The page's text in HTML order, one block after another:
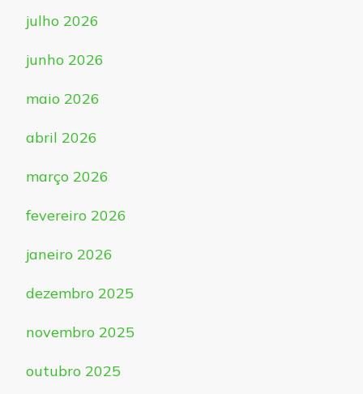
julho 2026
junho 2026
maio 2026
abril 2026
março 2026
fevereiro 2026
janeiro 2026
dezembro 2025
novembro 2025
outubro 2025